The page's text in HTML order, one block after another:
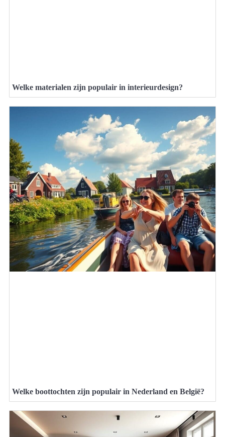
Welke materialen zijn populair in interieurdesign?
Welke boottochten zijn populair in Nederland en België?